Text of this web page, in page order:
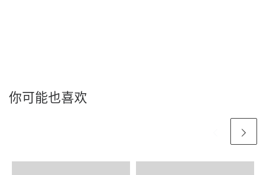
你可能也喜欢